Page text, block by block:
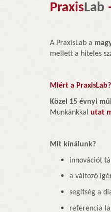
PraxisLab
A PraxisLab a
mellett a hiteles
Miért a PraxisLab?
Közel 15 évnyi
Munkánkkal utat
Mit kínálunk?
innovációt
a változó
segítség a
referencia